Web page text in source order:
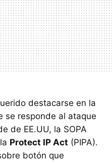
destacarse en la
se responde al ataque
de EE.UU, la SOPA
Protect IP Act (PIPA).
botón que